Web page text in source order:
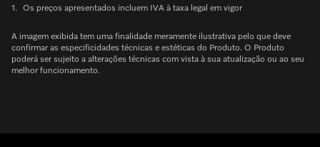
1. Os preços apresentados incluem IVA à taxa legal em vigor
A imagem exibida tem uma finalidade meramente ilustrativa pelo que deve
confirmar as especificidades técnicas e estéticas do Produto. O Produto
poderá ser sujeito a alterações técnicas com vista à sua atualização ou ao seu
melhor funcionamento.